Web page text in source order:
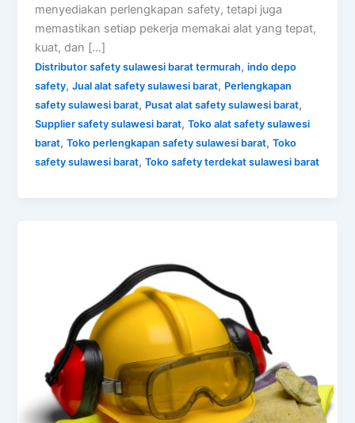
menyediakan perlengkapan safety, tetapi juga
memastikan setiap pekerja memakai alat yang tepat,
kuat, dan […]
Distributor safety sulawesi barat termurah,indo depo
safety,Jual alat safety sulawesi barat, Perlengkapan
safety sulawesi barat, Pusat alat safety sulawesi barat,
Supplier safety sulawesi barat,Toko alat safety sulawesi
barat,Toko perlengkapan safety sulawesi barat,Toko
safety sulawesi barat,Toko safety terdekat sulawesi barat